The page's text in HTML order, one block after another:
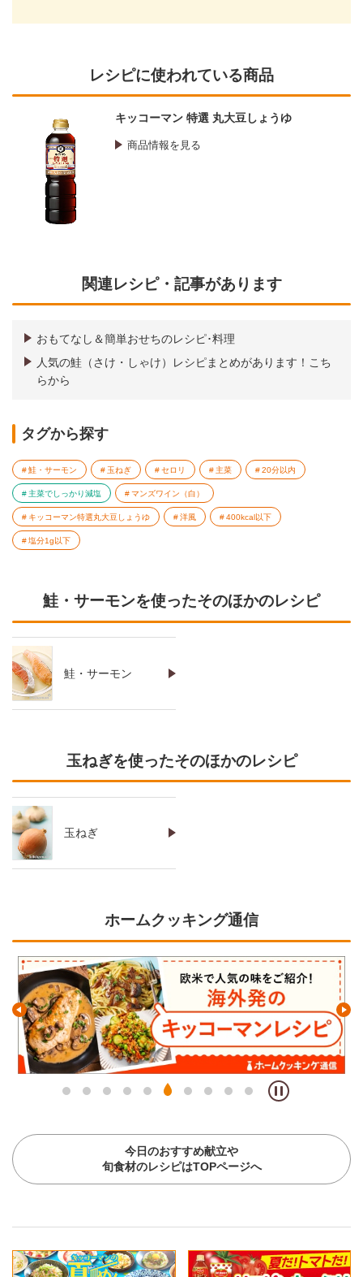
レシピに使われている商品
キッコーマン 特選 丸大豆しょうゆ
商品情報を見る
関連レシピ・記事があります
おもてなし＆簡単おせちのレシピ･料理
人気の鮭（さけ・しゃけ）レシピまとめがあります！こち
らから
タグから探す
鮭・サーモン 玉ねぎ セロリ 主菜 20分以内
主菜でしっかり減塩 マンズワイン（白）
キッコーマン特選丸大豆しょうゆ 洋風 400kcal以下
塩分1g以下
鮭・サーモンを使ったそのほかのレシピ
鮭・サーモン
玉ねぎを使ったそのほかのレシピ
玉ねぎ
ホームクッキング通信
今日のおすすめ献立や
旬食材のレシピはTOPページへ